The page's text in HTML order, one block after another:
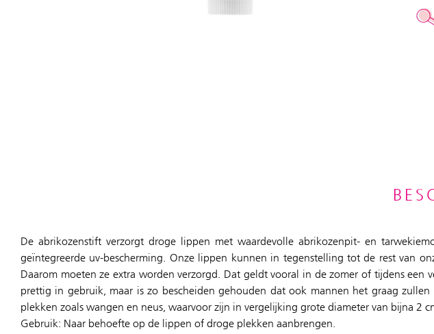
De abrikozenstift verzorgt droge lippen met waardevolle abrikozenpit- en
geïntegreerde uv-bescherming. Onze lippen kunnen in tegenstelling tot de rest van
Daarom moeten ze extra worden verzorgd. Dat geldt vooral in de zomer of tijdens
prettig in gebruik, maar is zo bescheiden gehouden dat ook mannen het graag
plekken zoals wangen en neus, waarvoor zijn in vergelijking grote diameter van bijna 2
Gebruik: Naar behoefte op de lippen of droge plekken aanbrengen.